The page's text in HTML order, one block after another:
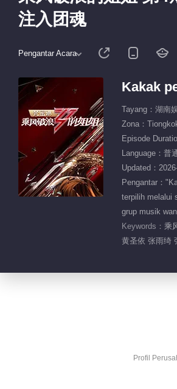
注入团魂
Pengantar Acara
Kakak
Tayang：湖南
Zona：
Episode
Language：普
Updated：
Pengantar：
terpilih melalui
grup musik
Keywords： 乘
黄圣依 张雨绮
Profil